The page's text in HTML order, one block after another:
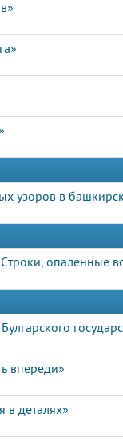
узоров в
опаленные
впереди»
в деталях»